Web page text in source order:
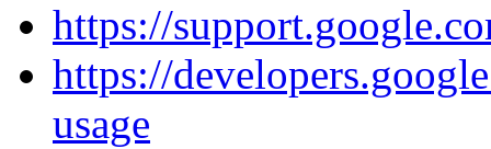
https://
https://
usage